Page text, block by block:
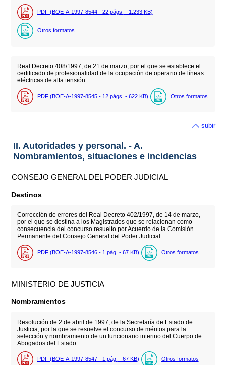
PDF (BOE-A-1997-8544 - 22 págs. - 1.233 KB)
Otros formatos
Real Decreto 408/1997, de 21 de marzo, por el que se establece el
certificado de profesionalidad de la ocupación de operario de líneas
eléctricas de alta tensión.
PDF (BOE-A-1997-8545 - 12 págs. - 622 KB) Otros formatos
subir
II. Autoridades y personal. - A.
Nombramientos, situaciones e incidencias
CONSEJO GENERAL DEL PODER JUDICIAL
Destinos
Corrección de errores del Real Decreto 402/1997, de 14 de marzo,
por el que se destina a los Magistrados que se relacionan como
consecuencia del concurso resuelto por Acuerdo de la Comisión
Permanente del Consejo General del Poder Judicial.
PDF (BOE-A-1997-8546 - 1 pág. - 67 KB) Otros formatos
MINISTERIO DE JUSTICIA
Nombramientos
Resolución de 2 de abril de 1997, de la Secretaría de Estado de
Justicia, por la que se resuelve el concurso de méritos para la
selección y nombramiento de un funcionario interino del Cuerpo de
Abogados del Estado.
PDF (BOE-A-1997-8547 - 1 pág. - 67 KB) Otros formatos